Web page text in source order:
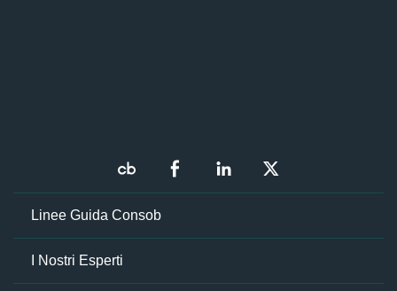
Linee Guida Consob
I Nostri Esperti